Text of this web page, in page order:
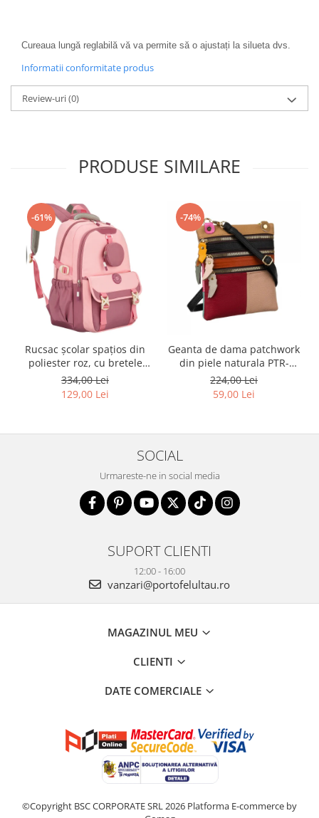
Cureaua lungă reglabilă vă va permite să o ajustați la silueta dvs.
Informatii conformitate produs
Review-uri(0)
PRODUSE SIMILARE
-61%
Rucsac școlar spațios din
poliester roz, cu bretele
reglabile - Peterson PTR-
PTN 8610-1327 PINK
334,00 Lei
129,00 Lei
-74%
Geanta de dama patchwork
din piele naturala PTR-
1718-SKL-6922 MULTI
224,00 Lei
59,00 Lei
SOCIAL
Urmareste-ne in social media
SUPORT CLIENTI
12:00 - 16:00
vanzari@portofelultau.ro
MAGAZINUL MEU
CLIENTI
DATE COMERCIALE
©Copyright BSC CORPORATE SRL 2026 Platforma E-commerce by